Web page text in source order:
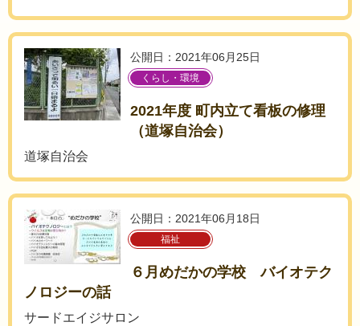
公開日：2021年06月25日
くらし・環境
2021年度 町内立て看板の修理
（道塚自治会）
道塚自治会
公開日：2021年06月18日
福祉
６月めだかの学校 バイオテク
ノロジーの話
サードエイジサロン